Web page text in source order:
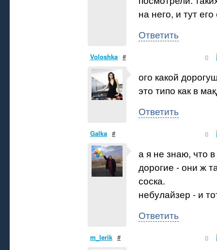
на него, и тут
Ответить
Voloshka # 0
ого какой
это типо как в
Ответить
Galka # 0
а я не знаю, что
дорогие - они ж
соска.
небулайзер - и
Ответить
m_lerik # 0